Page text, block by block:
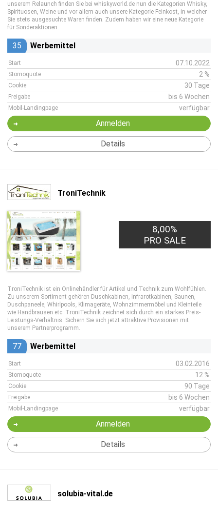
unserem Relaunch finden Sie bei whiskyworld.de nun die Kategorien Whisky,
Spirituosen, Weine und vor allem auch unsere Kategorie Feinkost, in welcher
Sie stets ausgesuchte Waren finden. Zudem haben wir eine neue Kategorie
für Sonderaktionen.
35 Werbemittel
Start 07.10.2022
Stornoquote 2 %
Cookie 30 Tage
Freigabe bis 6 Wochen
Mobil-Landingpage verfügbar
Anmelden
Details
TroniTechnik
8,00%
PRO SALE
TroniTechnik ist ein Onlinehändler für Artikel und Technik zum Wohlfühlen.
Zu unserem Sortiment gehören Duschkabinen, Infrarotkabinen, Saunen,
Duschpaneele, Whirlpools, Klimageräte, Wohnzimmermöbel und Kleinteile
wie Handbrausen etc. TroniTechnik zeichnet sich durch ein starkes Preis-
Leistungs-Verhältnis. Sichern Sie sich jetzt attraktive Provisionen mit
unserem Partnerprogramm.
77 Werbemittel
Start 03.02.2016
Stornoquote 12 %
Cookie 90 Tage
Freigabe bis 6 Wochen
Mobil-Landingpage verfügbar
Anmelden
Details
solubia-vital.de